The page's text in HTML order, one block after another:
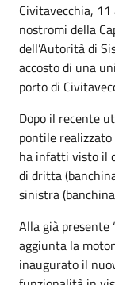
Civitavecchia,
nostromi della
dell’Autorità di
accosto di una
porto di
Dopo il recente
pontile realizzato
ha infatti visto il
di dritta
sinistra
Alla già presente
aggiunta la
inaugurato il